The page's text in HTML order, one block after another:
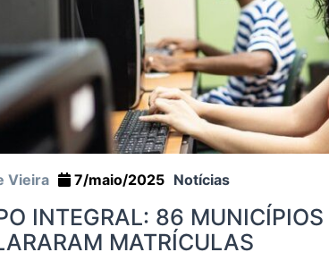
Vieira 7/maio/2025 Notícias
INTEGRAL: 86
MATRÍCULAS